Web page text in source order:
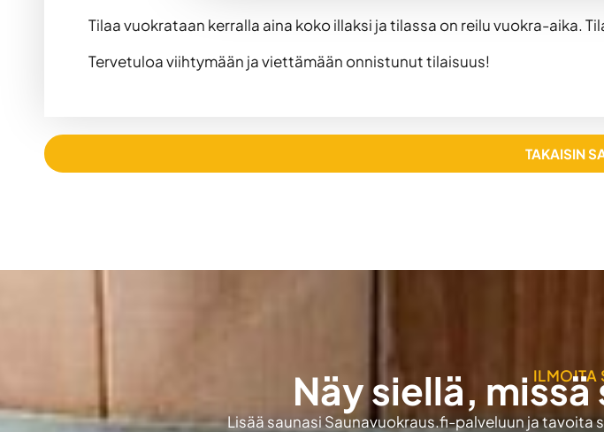
Tilaa vuokrataan kerralla aina koko illaksi ja tilassa on reilu vuokra-aika.
Tervetuloa viihtymään ja viettämään onnistunut tilaisuus!
TAKAISIN
ILMOITA
Näy siellä,
Lisää saunasi Saunavuokraus.fi-palveluun ja